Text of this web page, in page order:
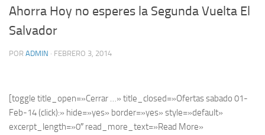
Ahorra Hoy no esperes la Segunda Vuelta El
Salvador
POR ADMIN · FEBRERO 3, 2014
[toggle title_open=»Cerrar …» title_closed=»Ofertas sabado 01-
Feb-14 (click):» hide=»yes» border=»yes» style=»default»
excerpt_length=»0″ read_more_text=»Read More»